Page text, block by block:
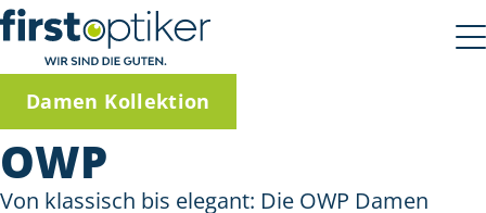
Damen Kollektion
OWP
Von klassisch bis elegant: Die OWP Damen